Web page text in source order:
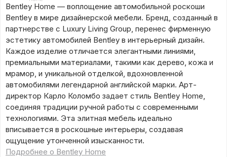
Bentley Home — воплощение автомобильной роскоши
Bentley в мире дизайнерской мебели. Бренд, созданный в
партнерстве с Luxury Living Group, перенес фирменную
эстетику автомобилей Bentley в интерьерный дизайн.
Каждое изделие отличается элегантными линиями,
премиальными материалами, такими как дерево, кожа и
мрамор, и уникальной отделкой, вдохновленной
автомобилями легендарной английской марки. Арт-
директор Карло Коломбо задает стиль Bentley Home,
соединяя традиции ручной работы с современными
технологиями. Эта элитная мебель идеально
вписывается в роскошные интерьеры, создавая
ощущение утонченной изысканности.
Подробнее о Bentley Home